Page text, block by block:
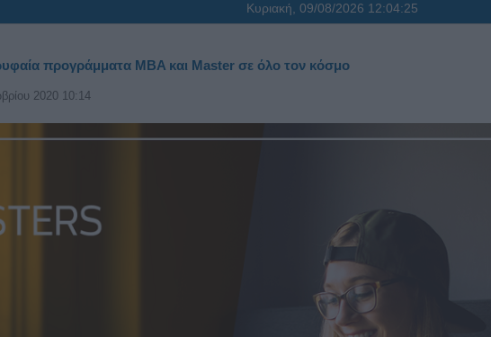
Κυριακή, 09/08/2026 12:04:26
προγράμματα MBA και Master σε όλο τον κόσμο
2020 10:14